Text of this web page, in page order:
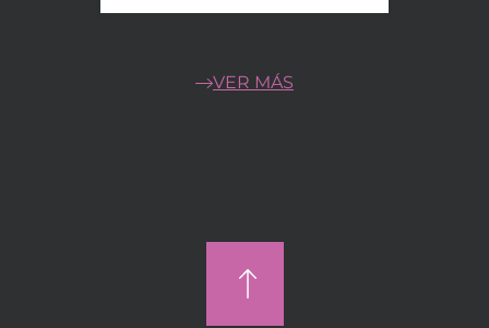
VER MÁS